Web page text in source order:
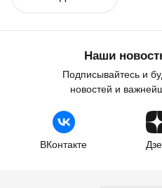
Наши
Подписывайтесь и
новостей и
ВКонтакте